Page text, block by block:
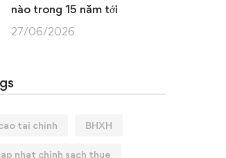
nào trong 15 năm tới
27/06/2026
tai chinh BHXH
nhat chinh sach thue